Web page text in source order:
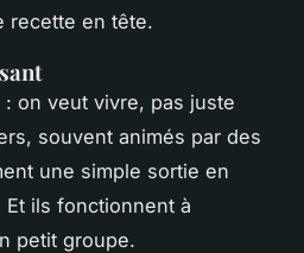
recette en tête.
on veut vivre, pas juste
souvent animés par des
une simple sortie en
ils fonctionnent à
petit groupe.